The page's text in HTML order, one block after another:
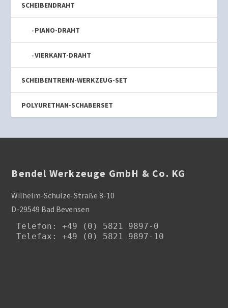
SCHEIBENDRAHT
PIANO-DRAHT
VIERKANT-DRAHT
SCHEIBENTRENN-WERKZEUG-SET
POLYURETHAN-SCHABERSET
Bendel Werkzeuge GmbH & Co. KG
Wilhelm-Schulze-Straße 8-10
D-29549 Bad Bevensen
Telefon : +49 (0) 5821 9897-0
Telefax: +49 (0) 5821 9897-10